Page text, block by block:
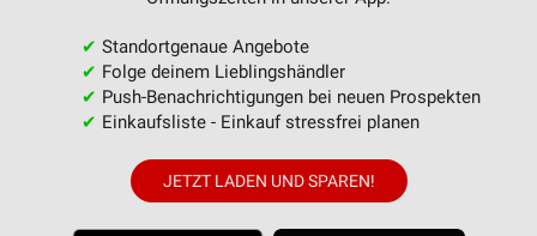
✔ Standortgenaue Angebote
✔ Folge deinem Lieblingshändler
✔ Push-Benachrichtigungen bei neuen Prospekten
✔ Einkaufsliste - Einkauf stressfrei planen
JETZT LADEN UND SPAREN!